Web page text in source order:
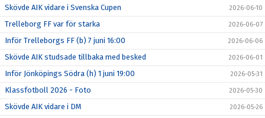
Skövde AIK vidare i Svenska Cupen 2026-06-10
Trelleborg FF var för starka 2026-06-07
Inför Trelleborgs FF (b) 7 juni 16:00 2026-06-06
Skövde AIK studsade tillbaka med besked 2026-06-01
Inför Jönköpings Södra (h) 1 juni 19:00 2026-05-31
Klassfotboll 2026 - Foto 2026-05-30
Skövde AIK vidare i DM 2026-05-26